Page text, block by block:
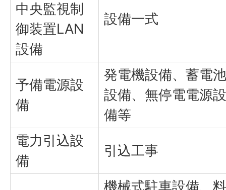
中央監視制
御装置LAN
設備
設備一式
予備電源設
備
発電機設備、蓄電池
設備、無停電電源設
備等
電力引込設
備
引込工事
機械式駐車設備、料